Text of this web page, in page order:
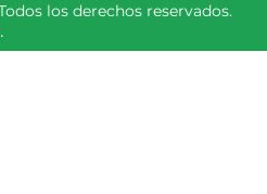
los derechos reservados.